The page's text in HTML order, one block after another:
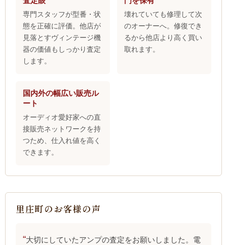
専門スタッフが型番・状
態を正確に評価。他店が
見落とすヴィンテージ機
器の価値もしっかり査定
します。
壊れていても修理して次
のオーナーへ。修復でき
るから他店より高く買い
取れます。
国内外の幅広い販売ル
ート
オーディオ愛好家への直
接販売ネットワークを持
つため、仕入れ値を高く
できます。
里庄町のお客様の声
大切にしていたアンプの査定をお願いしました。電